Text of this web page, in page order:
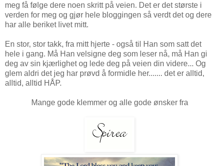
meg få følge dere noen skritt på veien. Det er det største i
verden for meg og gjør hele bloggingen så verdt det og dere
har alle beriket livet mitt.
En stor, stor takk, fra mitt hjerte - også til Han som satt det
hele i gang. Må Han velsigne deg som leser nå, må Han gi
deg av sin kjærlighet og lede deg på veien din videre... Og
glem aldri det jeg har prøvd å formidle her....... det er alltid,
alltid, alltid HÅP.
Mange gode klemmer og alle gode ønsker fra